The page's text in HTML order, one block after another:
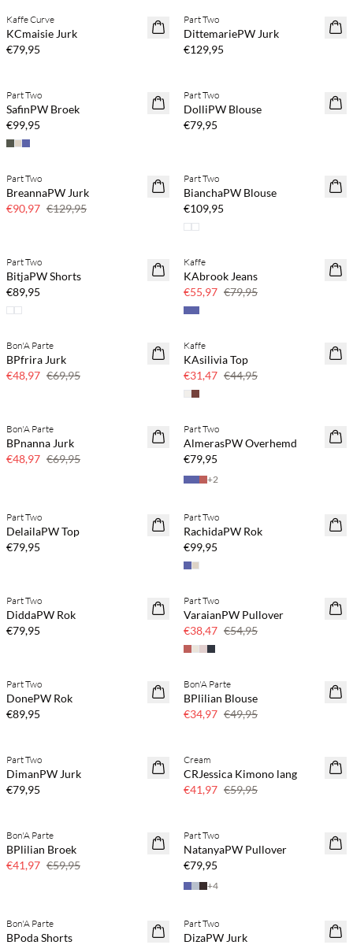
NEWS
Kaffe Curve
KCmaisie Jurk
€79,95
NEWS
Part Two
DittemariePW Jurk
€129,95
NEWS
Part Two
SafinPW Broek
€99,95
NEWS
Part Two
DolliPW Blouse
€79,95
SAVE20
Part Two
BreannaPW Jurk
€90,97 €129,95
Part Two
BianchaPW Blouse
€109,95
Part Two
BitjaPW Shorts
€89,95
SAVE20
Kaffe
KAbrook Jeans
€55,97 €79,95
SAVE20
Bon'A Parte
BPfrira Jurk
€48,97 €69,95
SAVE20
Kaffe
KAsilivia Top
€31,47 €44,95
SAVE20
Bon'A Parte
BPnanna Jurk
€48,97 €69,95
NEWS
Koop min. 2 & bespaar 20%
Part Two
AlmerasPW Overhemd
€79,95
+2
NEWS
Part Two
DelailaPW Top
€79,95
NEWS
Part Two
RachidaPW Rok
€99,95
NEWS
Part Two
DiddaPW Rok
€79,95
SAVE20
Part Two
VaraianPW Pullover
€38,47 €54,95
NEWS
Part Two
DonePW Rok
€89,95
SAVE20
Bon'A Parte
BPlilian Blouse
€34,97 €49,95
NEWS
Part Two
DimanPW Jurk
€79,95
SAVE20
Cream
CRJessica Kimono lang
€41,97 €59,95
SAVE20
Bon'A Parte
BPlilian Broek
€41,97 €59,95
NEWS
Part Two
NatanyaPW Pullover
€79,95
+4
SAVE20
Bon'A Parte
BPoda Shorts
NEWS
Part Two
DizaPW Jurk